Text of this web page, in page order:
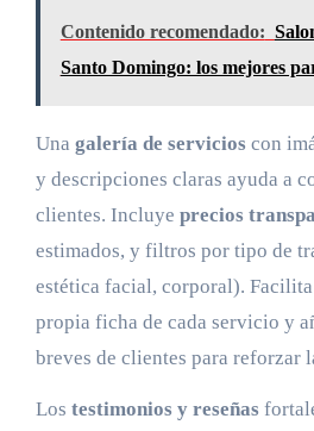
Contenido recomendado:
Santo Domingo: los mejores
Una galería de servicios con
y descripciones claras ayuda a
clientes. Incluye precios
estimados, y filtros por tipo de
estética facial, corporal).
propia ficha de cada servicio y
breves de clientes para reforzar
Los testimonios y reseñas